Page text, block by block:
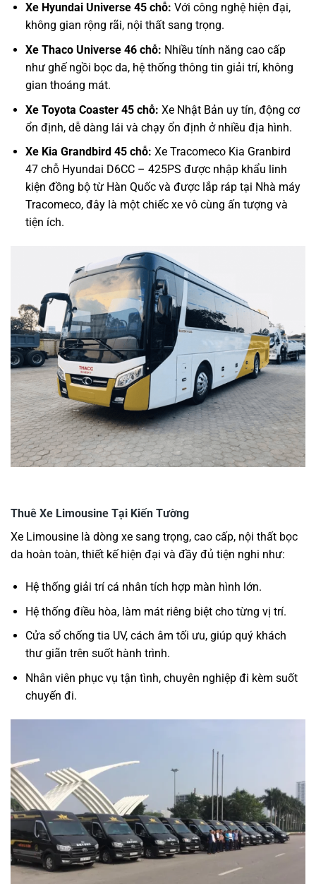
Xe Hyundai Universe 45 chỗ: Với công nghệ hiện đại,
không gian rộng rãi, nội thất sang trọng.
Xe Thaco Universe 46 chỗ: Nhiều tính năng cao cấp
như ghế ngồi bọc da, hệ thống thông tin giải trí, không
gian thoáng mát.
Xe Toyota Coaster 45 chỗ: Xe Nhật Bản uy tín, động cơ
ổn định, dễ dàng lái và chạy ổn định ở nhiều địa hình.
Xe Kia Grandbird 45 chỗ: Xe Tracomeco Kia Granbird
47 chỗ Hyundai D6CC – 425PS được nhập khẩu linh
kiện đồng bộ từ Hàn Quốc và được lắp ráp tại Nhà máy
Tracomeco, đây là một chiếc xe vô cùng ấn tượng và
tiện ích.
Thuê Xe Limousine Tại Kiến Tường
Xe Limousine là dòng xe sang trọng, cao cấp, nội thất bọc
da hoàn toàn, thiết kế hiện đại và đầy đủ tiện nghi như:
Hệ thống giải trí cá nhân tích hợp màn hình lớn.
Hệ thống điều hòa, làm mát riêng biệt cho từng vị trí.
Cửa sổ chống tia UV, cách âm tối ưu, giúp quý khách
thư giãn trên suốt hành trình.
Nhân viên phục vụ tận tình, chuyên nghiệp đi kèm suốt
chuyến đi.